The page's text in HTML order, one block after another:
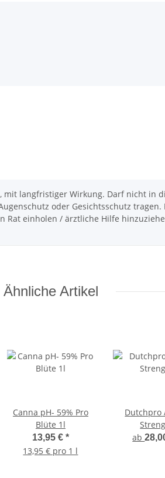
langfristiger Wirkung. Darf nicht in
oder Gesichtsschutz
Rat einholen / ärztliche Hilfe
Ähnliche Artikel
Canna pH- 59% Pro
Blüte 1l
13,95 € *
13,95 € pro 1 l
Dutchpro
ab